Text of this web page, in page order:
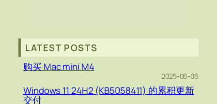
LATEST POSTS
购买 Mac mini M4
2025-06-06
Windows 11 24H2 (KB5058411) 的累积更新
交付